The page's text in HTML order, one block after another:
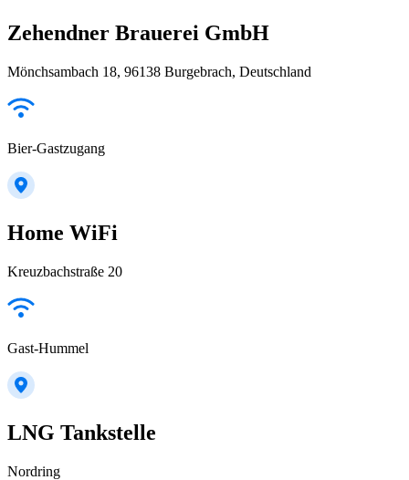
Zehendner Brauerei GmbH
Mönchsambach 18, 96138 Burgebrach, Deutschland
Bier-Gastzugang
Home WiFi
Kreuzbachstraße 20
Gast-Hummel
LNG Tankstelle
Nordring